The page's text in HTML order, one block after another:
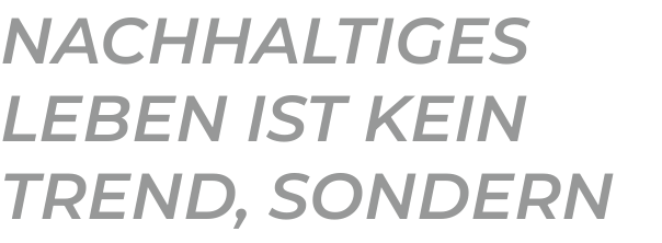
NACHHALTIGES
LEBEN IST KEIN
TREND, SONDERN